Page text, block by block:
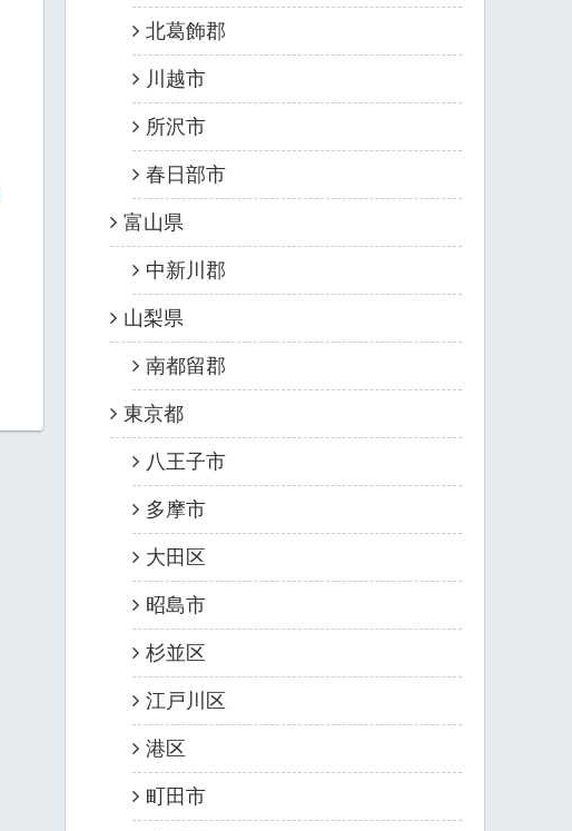
北葛飾郡
川越市
所沢市
春日部市
富山県
中新川郡
山梨県
南都留郡
東京都
八王子市
多摩市
大田区
昭島市
杉並区
江戸川区
港区
町田市